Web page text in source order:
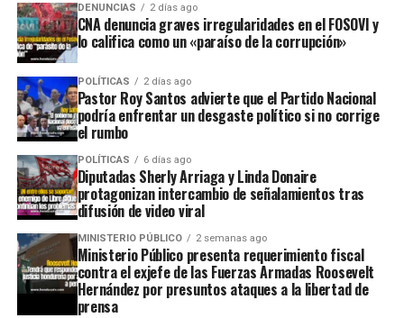
DENUNCIAS 2 días ago
CNA denuncia graves irregularidades en el FOSOVI y
lo califica como un «paraíso de la corrupción»
POLÍTICAS 2 días ago
Pastor Roy Santos advierte que el Partido Nacional
podría enfrentar un desgaste político si no corrige
el rumbo
POLÍTICAS 6 días ago
Diputadas Sherly Arriaga y Linda Donaire
protagonizan intercambio de señalamientos tras
difusión de video viral
MINISTERIO PÚBLICO 2 semanas ago
Ministerio Público presenta requerimiento fiscal
contra el exjefe de las Fuerzas Armadas Roosevelt
Hernández por presuntos ataques a la libertad de
prensa